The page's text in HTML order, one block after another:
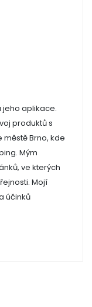
jeho aplikace.
produktů s
městě Brno, kde
Mým
ve kterých
Mojí
účinků